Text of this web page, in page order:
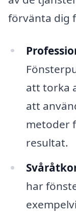
förvänta dig
att torka
att
metoder
resultat.
har